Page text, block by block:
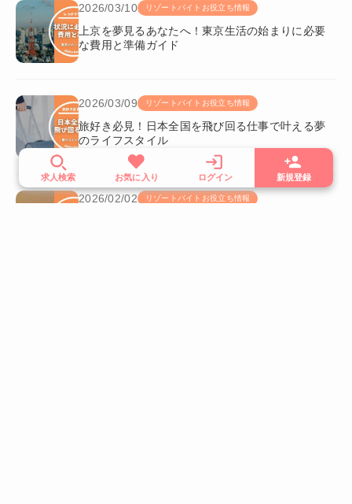
求人検索 お気に入り ログイン 新規登録
2026/03/10 リゾートバイトお役立ち情報
上京を夢見るあなたへ！東京生活の始まりに必要
な費用と準備ガイド
2026/03/09 リゾートバイトお役立ち情報
旅好き必見！日本全国を飛び回る仕事で叶える夢
のライフスタイル
2026/02/02 リゾートバイトお役立ち情報